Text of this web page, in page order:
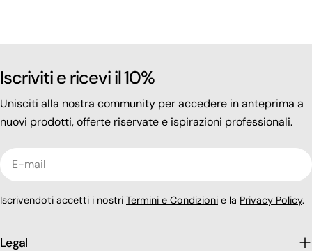
Iscriviti e ricevi il 10%
Unisciti alla nostra community per accedere in anteprima a
nuovi prodotti, offerte riservate e ispirazioni professionali.
Iscrivendoti accetti i nostri Termini e Condizioni e la Privacy Policy.
Legal